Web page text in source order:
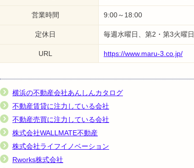
営業時間 9:00～18:00
定休日 毎週水曜日、第2・第3火曜日
URL https://www.maru-3.co.jp/
横浜の不動産会社あんしんカタログ
不動産賃貸に注力している会社
不動産売買に注力している会社
株式会社WALLMATE不動産
株式会社ライフイノベーション
Rworks株式会社